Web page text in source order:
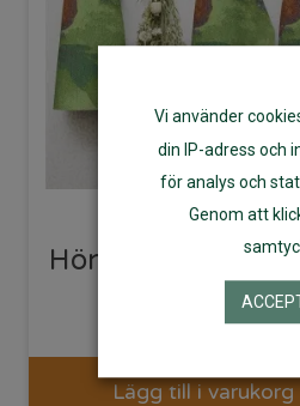
Handduk
Hönspromenad
kr
Lägg till i varukorg
Vi använder
din IP-adress och
för analys och
Genom att